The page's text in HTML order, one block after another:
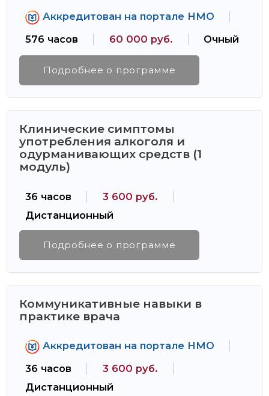
Аккредитован на портале НМО
576 часов
60 000 руб. Очный
Подробнее о программе
Клинические симптомы
употребления алкоголя и
одурманивающих средств (1
модуль)
36 часов
3 600 руб.
Дистанционный
Подробнее о программе
Коммуникативные навыки в
практике врача
Аккредитован на портале НМО
36 часов
3 600 руб.
Дистанционный